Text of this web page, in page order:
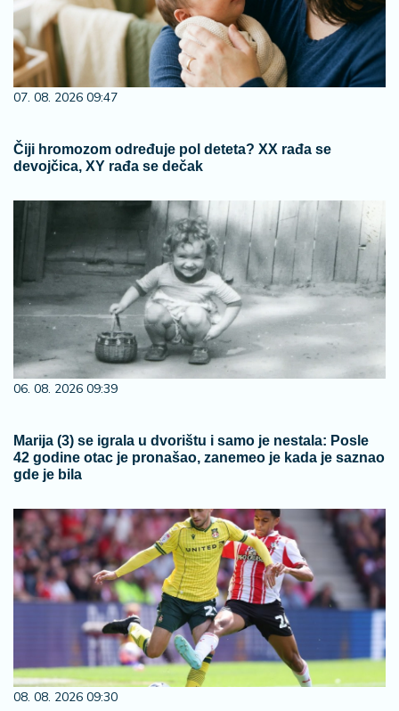
07. 08. 2026 09:47
Čiji hromozom određuje pol deteta? XX rađa se
devojčica, XY rađa se dečak
06. 08. 2026 09:39
Marija (3) se igrala u dvorištu i samo je nestala: Posle
42 godine otac je pronašao, zanemeo je kada je saznao
gde je bila
08. 08. 2026 09:30